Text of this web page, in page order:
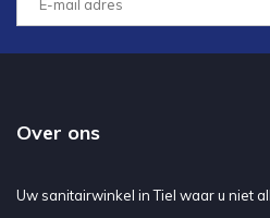
Over ons
Uw sanitairwinkel in Tiel waar u niet